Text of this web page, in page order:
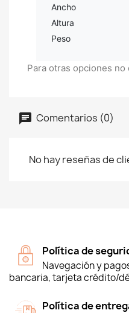
Ancho
Altura
Peso
Para otras opciones no
Comentarios (0)
No hay reseñas de
Política de
Navegación y
bancaria, tarjeta crédito/
Política de